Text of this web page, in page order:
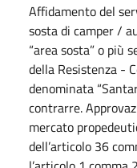
Affidamento del
sosta di camper /
“area sosta” o più
della Resistenza -
denominata
contrarre.
mercato
dell’articolo 36